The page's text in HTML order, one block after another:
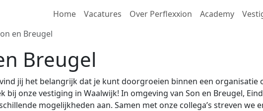
Home Vacatures Over Perflexxion Academy
en Breugel
Breugel
jij het belangrijk dat je kunt doorgroeien binnen een
onze vestiging in Waalwijk! In omgeving van Son en Breugel,
mogelijkheden aan. Samen met onze collega’s streven we